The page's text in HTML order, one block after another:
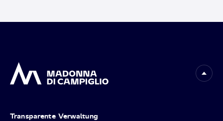
Transparente Verwaltung